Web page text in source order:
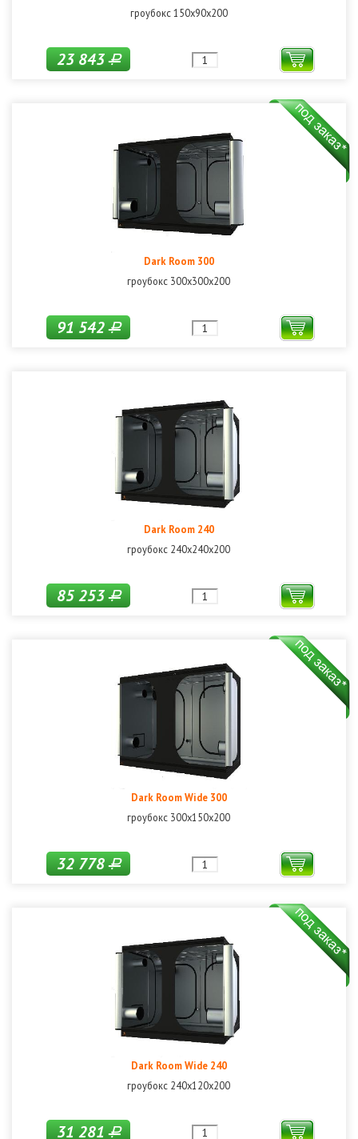
гроубокс 150х90х200
23 843Р
Dark Room 300
гроубокс 300x300x200
91 542Р
Dark Room 240
гроубокс 240x240x200
85 253Р
Dark Room Wide 300
гроубокс 300x150x200
32 778Р
Dark Room Wide 240
гроубокс 240x120x200
31 281Р